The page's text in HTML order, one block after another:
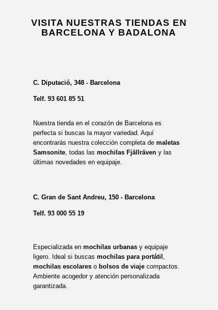
VISITA NUESTRAS TIENDAS EN
BARCELONA Y BADALONA
C. Diputació, 348 - Barcelona
Telf. 93 601 85 51
Nuestra tienda en el corazón de Barcelona es
perfecta si buscas la mayor variedad. Aquí
encontrarás nuestra colección completa de maletas
Samsonite, todas las mochilas Fjällräveny las
últimas novedades en equipaje.
C. Gran de Sant Andreu, 150 - Barcelona
Telf. 93 000 55 19
Especializada en mochilas urbanasy equipaje
ligero. Ideal si buscas mochilas para portátil ,
mochilas escolareso bolsos de viajecompactos.
Ambiente acogedor y atención personalizada
garantizada.